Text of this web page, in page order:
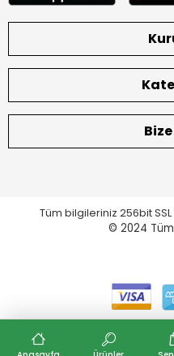
Tüm bilgileriniz 256bit
© 2024